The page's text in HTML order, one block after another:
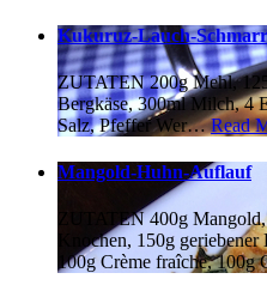
Kukuruz-Lauch-
ZUTATEN 200g Mehl,
Bergkäse, 300ml Milch, 4
Salz, Pfeffer Wer… Read
Mangold-Huhn-Auflauf
ZUTATEN 400g
Knochen, 150g
100g Crème fraîche, 100g